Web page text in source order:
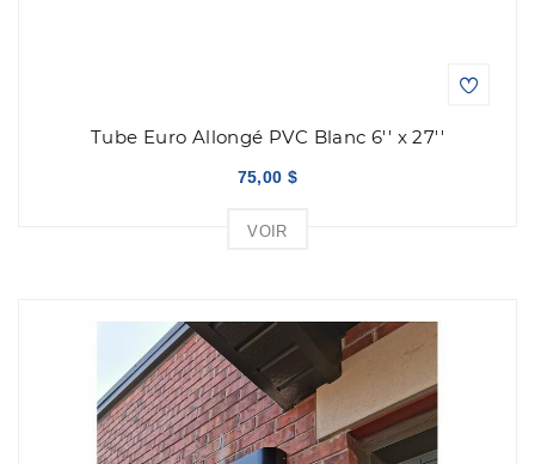
Tube Euro Allongé PVC Blanc 6'' x 27''
75,00 $
VOIR